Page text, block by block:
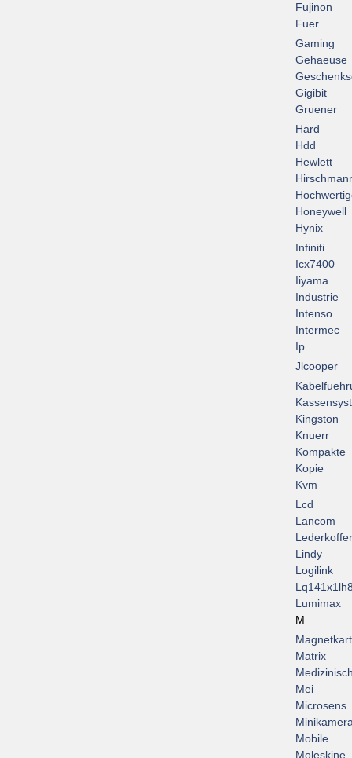
Fujinon
Fuer
Gaming
Gehaeuse
Gigibit
Gruener
Hard
Hdd
Hewlett
Honeywell
Hynix
Infiniti
Icx7400
Iiyama
Industrie
Intenso
Intermec
Ip
Jlcooper
Kingston
Knuerr
Kompakte
Kopie
Kvm
Lcd
Lancom
Lederkoffer
Lindy
Logilink
Lumimax
M
Matrix
Mei
Microsens
Mobile
Moleskine